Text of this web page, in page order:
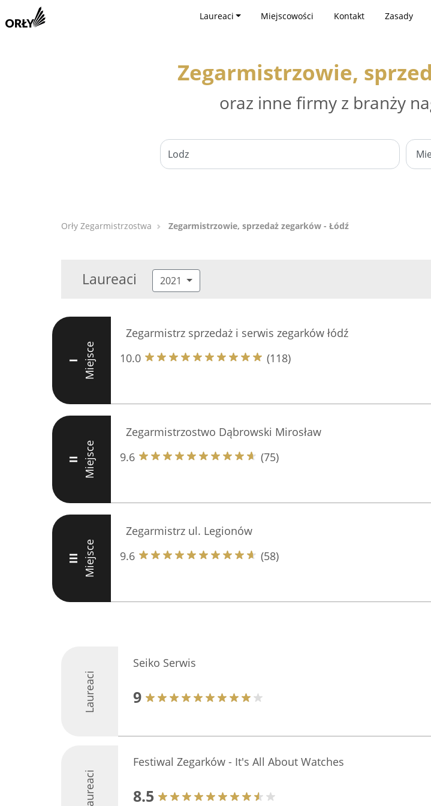
Laureaci Miejscowości Kontakt Zasady
Zegarmistrzowie,
oraz inne firmy z branży
Orły Zegarmistrzostwa Zegarmistrzowie, sprzedaż zegarków - Łódź
Laureaci 2021
I Miejsce
Zegarmistrz sprzedaż i serwis zegarków łódź
10.0
(118)
II Miejsce
Zegarmistrzostwo Dąbrowski Mirosław
9.6
(75)
III Miejsce
Zegarmistrz ul. Legionów
9.6
(58)
Laureaci
Seiko Serwis
9
Laureaci
Festiwal Zegarków - It's All About Watches
8.5